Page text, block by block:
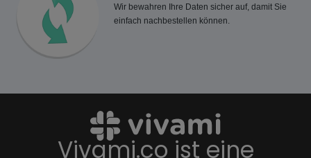
Wir bewahren Ihre Daten sicher auf, damit Sie
einfach nachbestellen können.
Vivami.co ist eine